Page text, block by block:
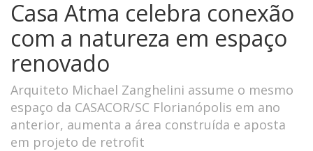
Casa Atma celebra conexão
com a natureza em espaço
renovado
Arquiteto Michael Zanghelini assume o mesmo
espaço da CASACOR/SC Florianópolis em ano
anterior, aumenta a área construída e aposta
em projeto de retrofit